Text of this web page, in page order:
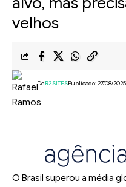
velhos
DeR2SITESPublicado: 27/08/2025
O Brasil superou a média